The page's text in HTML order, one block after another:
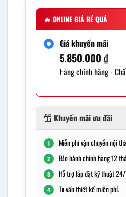
🔥 ONLINE GIÁ RẺ QUÁ
Giá khuyến mãi
5.850.000 ₫
Hàng chính hãng -
Khuyến mãi ưu đãi
1 Miễn phí vận chuyển nội
2 Bảo hành chính hãng 12
3 Hỗ trợ lắp đặt kỹ thuật 24/
4 Tư vấn thiết kế miễn phí.